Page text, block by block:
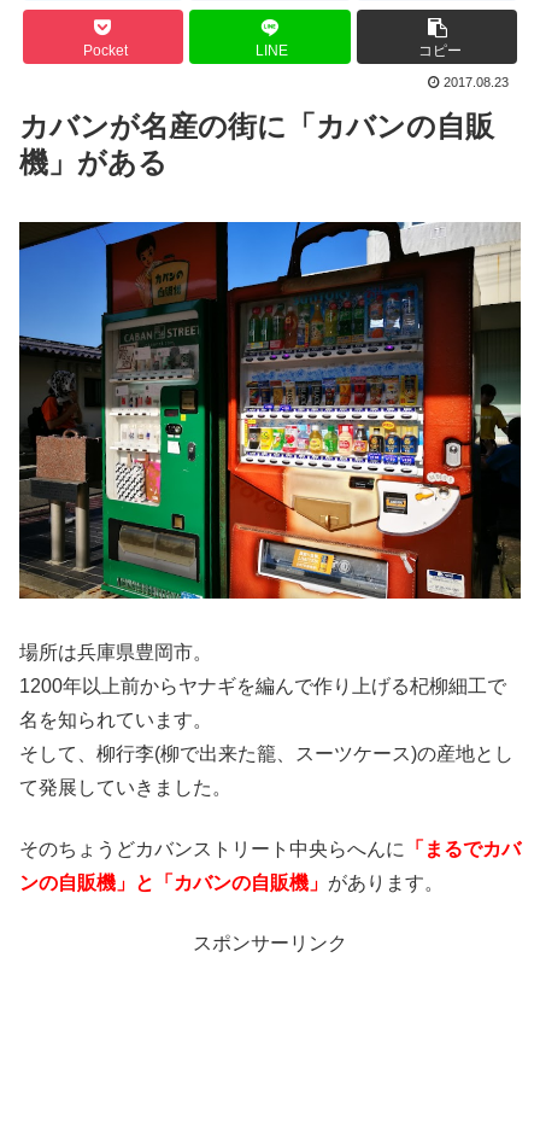
Pocket LINE コピー
2017.08.23
カバンが名産の街に「カバンの自販
機」がある
場所は兵庫県豊岡市。
1200年以上前からヤナギを編んで作り上げる杞柳細工で
名を知られています。
そして、柳行李(柳で出来た籠、スーツケース)の産地とし
て発展していきました。
そのちょうどカバンストリート中央らへんに
「まるでカバ
ンの自販機」と「カバンの自販機」 があります。
スポンサーリンク